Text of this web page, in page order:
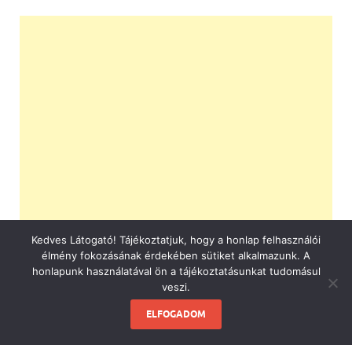
Kedves Látogató! Tájékoztatjuk, hogy a honlap felhasználói
élmény fokozásának érdekében sütiket alkalmazunk. A
honlapunk használatával ön a tájékoztatásunkat tudomásul
veszi.
ELFOGADOM